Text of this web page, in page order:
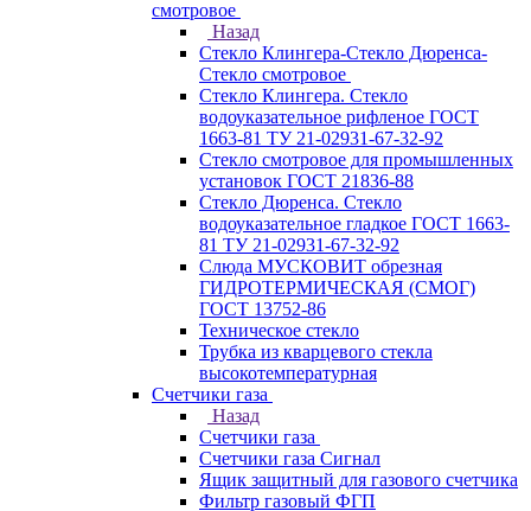
смотровое
Назад
Стекло Клингера-Стекло Дюренса-
Стекло смотровое
Стекло Клингера. Стекло
водоуказательное рифленое ГОСТ
1663-81 ТУ 21-02931-67-32-92
Стекло смотровое для промышленных
установок ГОСТ 21836-88
Стекло Дюренса. Стекло
водоуказательное гладкое ГОСТ 1663-
81 ТУ 21-02931-67-32-92
Слюда МУСКОВИТ обрезная
ГИДРОТЕРМИЧЕСКАЯ (СМОГ)
ГОСТ 13752-86
Техническое стекло
Трубка из кварцевого стекла
высокотемпературная
Счетчики газа
Назад
Счетчики газа
Счетчики газа Сигнал
Ящик защитный для газового счетчика
Фильтр газовый ФГП